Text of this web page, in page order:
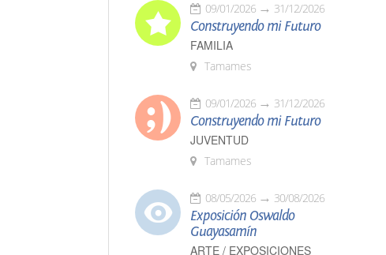
09/01/2026 31/12/2026
Construyendo mi Futuro
FAMILIA
Tamames
09/01/2026 31/12/2026
Construyendo mi Futuro
JUVENTUD
Tamames
08/05/2026 30/08/2026
Exposición Oswaldo
Guayasamín
ARTE / EXPOSICIONES